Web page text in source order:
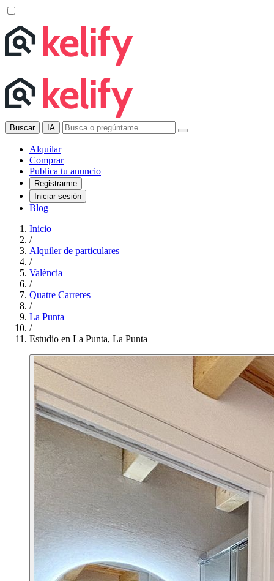
Buscar IA
Alquilar
Comprar
Publica tu anuncio
Registrarme
Iniciar sesión
Blog
Inicio
/
Alquiler de particulares
/
València
/
Quatre Carreres
/
La Punta
/
Estudio en La Punta, La Punta